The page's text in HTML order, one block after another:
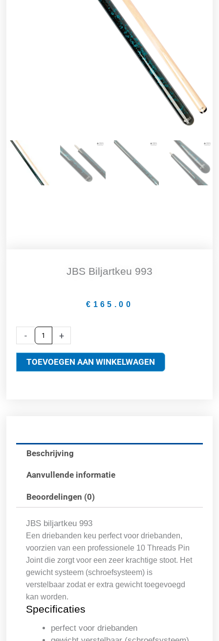
JBS Biljartkeu 993
€ 165.00
-
biljartkeu
993
aantal
+
TOEVOEGEN AAN WINKELWAGEN
Beschrijving
Aanvullende informatie
Beoordelingen (0)
JBS biljartkeu 993
Een driebanden keu perfect voor driebanden,
voorzien van een professionele 10 Threads Pin
Joint die zorgt voor een zeer krachtige stoot. Het
gewicht systeem (schroefsysteem) is
verstelbaar zodat er extra gewicht toegevoegd
kan worden.
Specificaties
perfect voor driebanden